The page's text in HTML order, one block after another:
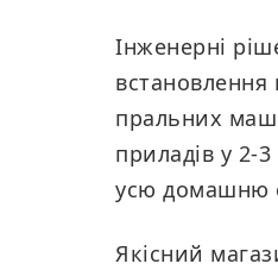
Інженерні
встановлення
пральних
приладів у 2-3
усю домашню
Якісний